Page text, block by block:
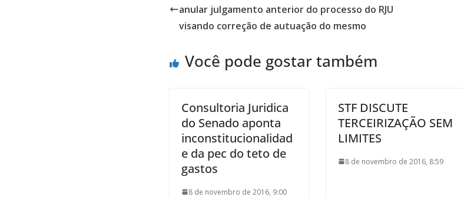
anular julgamento anterior do processo do RJU
visando correção de autuação do mesmo
Você pode gostar também
Consultoria Juridica
do Senado aponta
inconstitucionalidad
e da pec do teto de
gastos
8 de novembro de 2016, 9:00
STF DISCUTE
TERCEIRIZAÇÃO SEM
LIMITES
8 de novembro de 2016, 8:59